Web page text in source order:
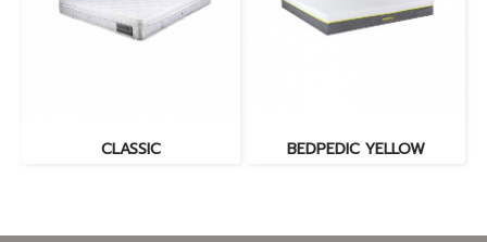
CLASSIC BEDPEDIC YELLOW